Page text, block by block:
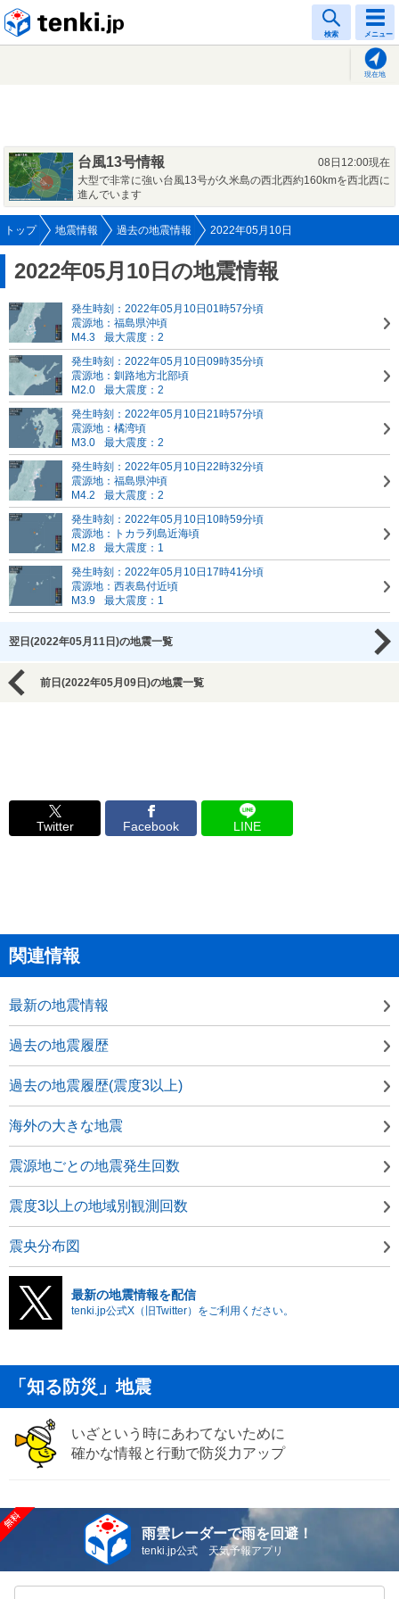
検索 メニュー
現在地
台風13号情報
08日12:00現在
大型で非常に強い台風13号が久米島の西北西約160kmを西北西に
進んでいます
トップ 地震情報 過去の地震情報 2022年05月10日
2022年05月10日の地震情報
発生時刻：2022年05月10日01時57分頃
震源地：福島県沖頃
M4.3
最大震度：2
発生時刻：2022年05月10日09時35分頃
震源地：釧路地方北部頃
M2.0
最大震度：2
発生時刻：2022年05月10日21時57分頃
震源地：橘湾頃
M3.0
最大震度：2
発生時刻：2022年05月10日22時32分頃
震源地：福島県沖頃
M4.2
最大震度：2
発生時刻：2022年05月10日10時59分頃
震源地：トカラ列島近海頃
M2.8
最大震度：1
発生時刻：2022年05月10日17時41分頃
震源地：西表島付近頃
M3.9
最大震度：1
翌日(2022年05月11日)の地震一覧
前日(2022年05月09日)の地震一覧
Twitter Facebook LINE
関連情報
最新の地震情報
過去の地震履歴
過去の地震履歴(震度3以上)
海外の大きな地震
震源地ごとの地震発生回数
震度3以上の地域別観測回数
震央分布図
最新の地震情報を配信
tenki.jp公式X（旧Twitter）をご利用ください。
「知る防災」地震
いざという時にあわてないために
確かな情報と行動で防災力アップ
雨雲レーダーで雨を回避！
tenki.jp公式 天気予報アプリ